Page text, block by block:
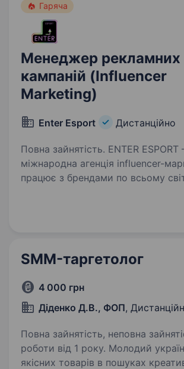
Гаряча
Менеджер рекламних
кампаній (Influencer
Marketing)
Enter Esport Дистанційно
Повна зайнятість. ENTER ESPORT —
міжнародна агенція influencer-
працює з брендами по всьому
цифрові платформи. Ми
SMM-таргетолог
4 000 грн
Діденко Д.В., ФОП,
Повна зайнятість, неповна
роботи від 1 року. Молодий український бренд
якісних товарів в пошуках